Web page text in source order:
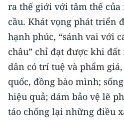
Media Du lịch
Media Thế giới
Media Thể thao
Media Giáo dục
Media Y tế
ra thế giới với tâm thế
cầu. Khát vọng phát triển
hạnh phúc, “sánh vai với
châu” chỉ đạt được khi
dân có trí tuệ và phẩm
quốc, đồng bào mình;
hiệu quả; dám bảo vệ lẽ
táo chống lại những điều